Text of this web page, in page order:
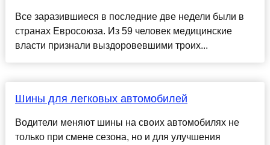
Все заразившиеся в последние две недели были в
странах Евросоюза. Из 59 человек медицинские
власти признали выздоровевшими троих...
Шины для легковых автомобилей
Водители меняют шины на своих автомобилях не
только при смене сезона, но и для улучшения